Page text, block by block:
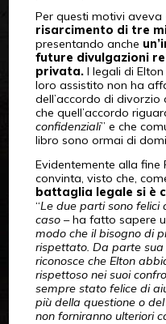
Per questi motivi aveva
risarcimento di tre
presentando anche
future divulgazioni
privata. I legali di
loro assistito non ha
dell’accordo di
che quell’accordo
confidenziali” e che
libro sono ormai di
Evidentemente alla fine
convinta, visto che,
battaglia legale si è
“Le due parti sono felici
caso– ha fatto sapere
modo che il bisogno di
rispettato. Da parte sua
riconosce che Elton
rispettoso nei suoi
sempre stato felice di
più della questione o
non forniranno ulteriori